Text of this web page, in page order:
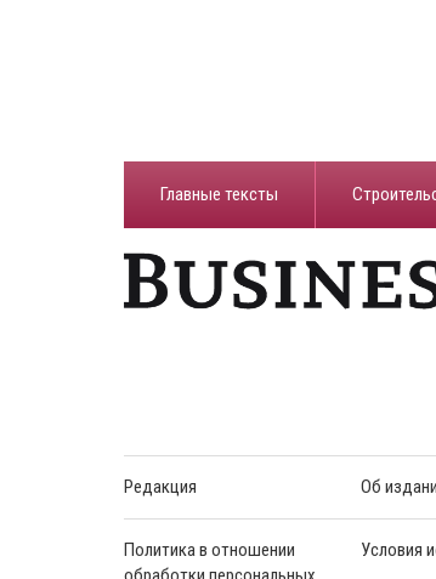
Главные тексты
Редакция Об
Политика в отношении
Условия